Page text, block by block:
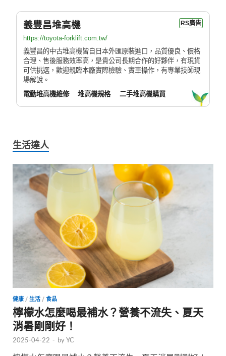
義豐昌堆高機 RS廣告
https://toyota-forklift.com.tw/
義豐昌的中古堆高機皆自日本外匯原裝進口，品質優良、價格
合理、售後服務效率高，是貴公司長期合作的好夥伴，有現貨
可供挑選，歡迎親臨本廠實際檢驗、實車操作，有專業技師現
場解說。
電動堆高機維修
堆高機規格 二手堆高機購買
生活達人
健康 / 生活 / 食品
檸檬水怎麼喝最補水？營養不流失、夏天
消暑剛剛好！
2025-04-22 - byYC